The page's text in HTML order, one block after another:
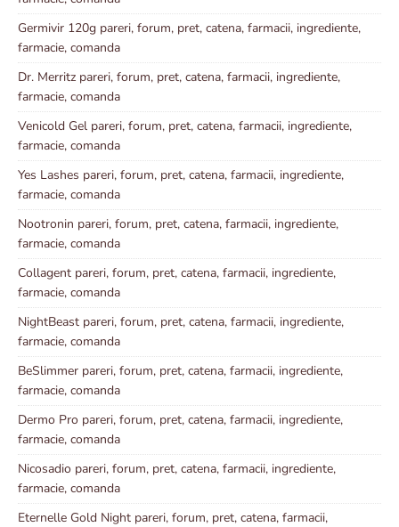
Germivir 120g pareri, forum, pret, catena, farmacii, ingrediente,
farmacie, comanda
Dr. Merritz pareri, forum, pret, catena, farmacii, ingrediente,
farmacie, comanda
Venicold Gel pareri, forum, pret, catena, farmacii, ingrediente,
farmacie, comanda
Yes Lashes pareri, forum, pret, catena, farmacii, ingrediente,
farmacie, comanda
Nootronin pareri, forum, pret, catena, farmacii, ingrediente,
farmacie, comanda
Collagent pareri, forum, pret, catena, farmacii, ingrediente,
farmacie, comanda
NightBeast pareri, forum, pret, catena, farmacii, ingrediente,
farmacie, comanda
BeSlimmer pareri, forum, pret, catena, farmacii, ingrediente,
farmacie, comanda
Dermo Pro pareri, forum, pret, catena, farmacii, ingrediente,
farmacie, comanda
Nicosadio pareri, forum, pret, catena, farmacii, ingrediente,
farmacie, comanda
Eternelle Gold Night pareri, forum, pret, catena, farmacii,